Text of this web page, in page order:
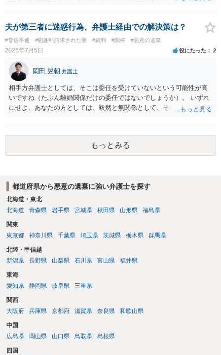
す。
夫が第三者に迷惑行為、弁護士経由での解決策は？
#音信不通 #慰謝料請求された側 #裁判 #調停 #悪意の遺棄
2026年7月5日 役にたった 2
岡田 晃朝 弁護士
相手方弁護士としては、そこは委任を受けていないという可能性が高
いですね（たぶん離婚関係だけの委任ではないでしょうか）。 いずれ
にせよ、あなたの方としては、毅然と無関係として、その第三者への
べきで、あなたが巻き込まれるいわれはありません。
もっとみる
都道府県から悪意の遺棄に強い弁護士を探す
北海道・東北
北海道
青森県 岩手県 宮城県 秋田県 山形県 福島県
関東
東京都
神奈川県 千葉県 埼玉県 茨城県 栃木県 群馬県
北陸・甲信越
新潟県
長野県 山梨県 石川県 富山県 福井県
東海
愛知県
静岡県 岐阜県 三重県
関西
大阪府
兵庫県 京都府 滋賀県 奈良県 和歌山県
中国
広島県
岡山県 山口県 鳥取県 島根県
四国